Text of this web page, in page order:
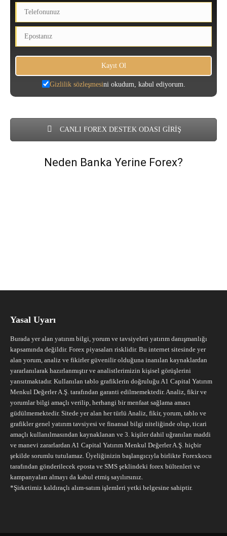
Gizlilik sözleşmesini okudum, kabul ediyorum.
CANLI FOREX DESTEK ODASI GİRİŞ
Neden Banka Yerine Forex?
Yasal Uyarı
Burada yer alan yatırım bilgi, yorum ve tavsiyeleri yatırım danışmanlığı
kapsamında değildir. Forex piyasaları risklidir. Bu internet sitesinde yer
alan yorum, analiz ve fikirler güvenilir olduğuna inanılan kaynaklardan
yararlanılarak hazırlanmıştır ve analistlerimizin kişisel görüşlerini
yansıtmaktadır. Kullanılan tablo grafiklerin doğruluğu A1 Capital Yatırım
Menkul Değerler A.Ş. tarafından garanti edilmemektedir. Analiz, fikir ve
yorumlar bilgi amaçlı verilip, herhangi bir menfaat sağlama amacı
güdülmemektedir. Sitede yer alan her türlü Analiz, fikir, yorum, tablo ve
grafikler genel yatırım tavsiyesi ve finansal bilgi niteliğinde olup, ticari
amaçlı kullanılmasından kaynaklanan ve 3. kişiler dahil uğranılan maddi
ve manevi zararlardan A1 Capital Yatırım Menkul Değerler A.Ş. hiçbir
şekilde sorumlu tutulamaz. Üyeliğinizin başlangıcıyla birlikte Forexkocu
tarafından gönderilecek eposta ve SMS şeklindeki forex bültenleri ve
kampanyaları almayı da kabul etmiş sayılırsınız.
*Şirketimiz kaldıraçlı alım-satım işlemleri yetki belgesine sahiptir.